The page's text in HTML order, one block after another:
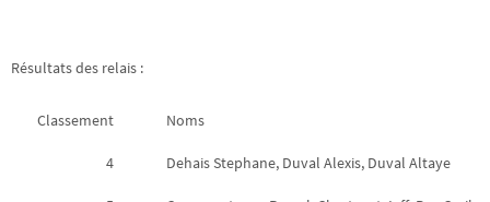
Résultats des relais :
Classement Noms
4 Dehais Stephane, Duval Alexis, Duval Altaye